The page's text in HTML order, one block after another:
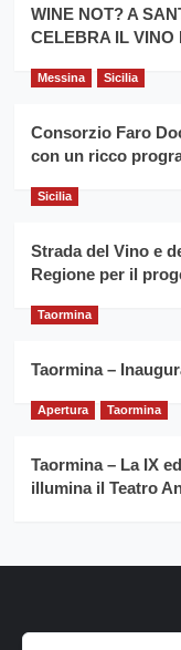
la
filiera
grano
per
il
anno
Franco
Caruso
WINE NOT? A
CELEBRA IL VINO
Messina Sicilia
Consorzio Faro
con un ricco
Sicilia
Strada del Vino e
Regione per il
Taormina
Taormina –
Apertura Taormina
Taormina – La IX
illumina il Teatro